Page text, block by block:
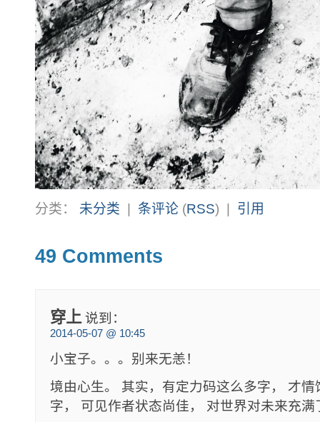
分类： 未分类 条评论 (RSS) | 引用
49 Comments
穿上 说到：
2014-05-07 @ 10:45
小宝子。。。别来无恙！
境由心生。 其实，有定力码这么多字， 才
字， 可见作者状态尚佳， 对世界对未来充满